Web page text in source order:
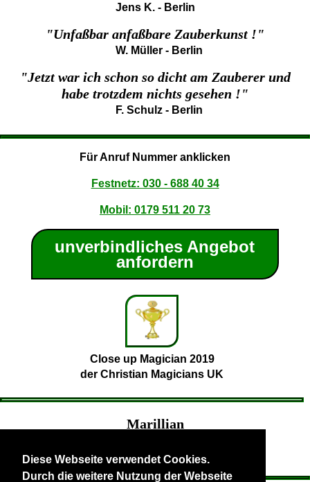
Diese Webseite verwendet Cookies.
Durch die weitere Nutzung der Webseite
Jens K. - Berlin
"Unfaßbar anfaßbare Zauberkunst !"
W. Müller - Berlin
"Jetzt war ich schon so dicht am Zauberer und
habe trotzdem nichts gesehen !"
F. Schulz - Berlin
Für Anruf Nummer anklicken
Festnetz: 030 - 688 40 34
Mobil: 0179 511 20 73
unverbindliches Angebot
anfordern
Close up Magician 2019
der Christian Magicians UK
Marillian
- professioneller Zauberkünstler